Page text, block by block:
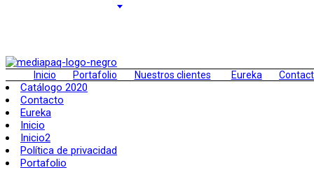
Inicio Portafolio Nuestros clientes Eureka
Catálogo 2020
Contacto
Eureka
Inicio
Inicio2
Política de privacidad
Portafolio